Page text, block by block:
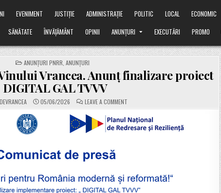
EVENIMENT JUSTIȚIE ADMINISTRAȚIE POLITIC LOCAL ECONOMIC
SĂNĂTATE ÎNVĂȚĂMÂNT OPINII ANUNȚURI EXECUTĂRI PROMO
POSTED
IN
ANUNȚURI PNRR ,ANUNȚURI
Vrancea. Anunț finalizare proiect
DIGITAL GAL TVVV
05/06/2026 LEAVE A COMMENT
GAL
VIEI
ȘI
VINULUI